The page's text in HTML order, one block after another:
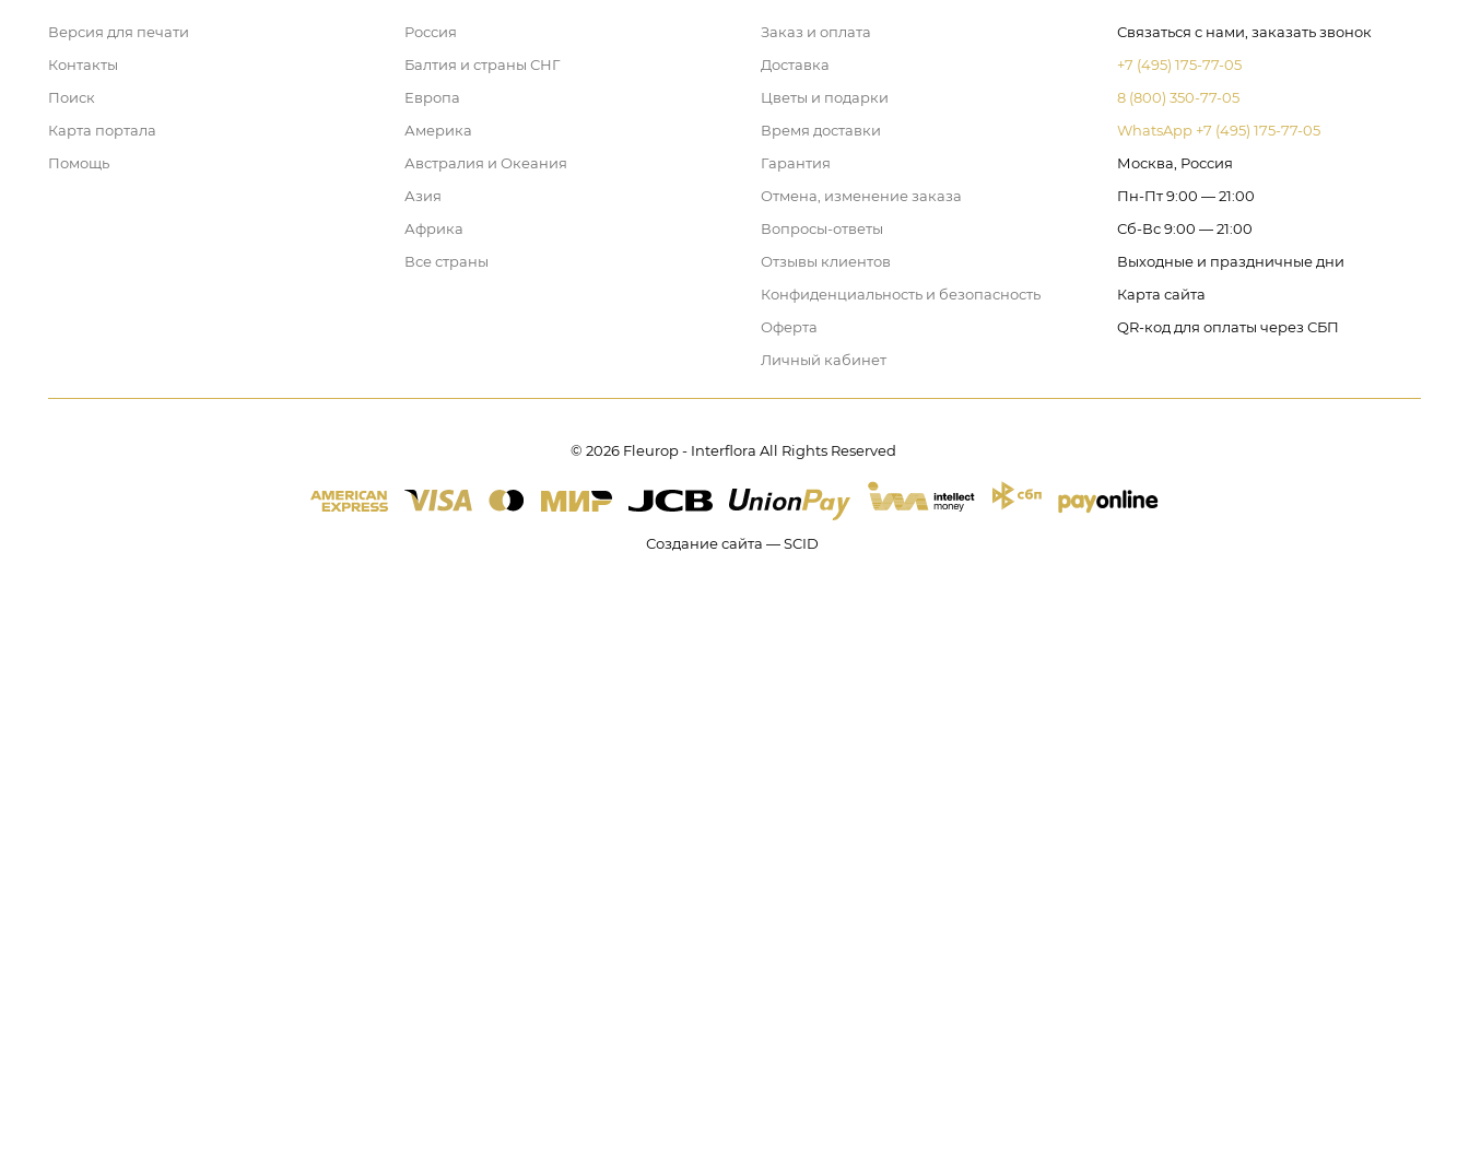
Версия для печати
Контакты
Поиск
Карта портала
Помощь
Россия
Балтия и страны СНГ
Европа
Америка
Австралия и Океания
Азия
Африка
Все страны
Заказ и оплата
Доставка
Цветы и подарки
Время доставки
Гарантия
Отмена, изменение заказа
Вопросы-ответы
Отзывы клиентов
Конфиденциальность и безопасность
Оферта
Личный кабинет
Связаться с нами, заказать звонок
+7 (495) 175-77-05
8 (800) 350-77-05
WhatsApp +7 (495) 175-77-05
Москва, Россия
Пн-Пт 9:00 — 21:00
Сб-Вс 9:00 — 21:00
Выходные и праздничные дни
Карта сайта
QR-код для оплаты через СБП
© 2026 Fleurop - Interflora All Rights Reserved
Создание сайта — SCID